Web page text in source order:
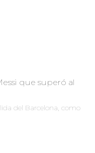
que superó al
del Barcelona, como